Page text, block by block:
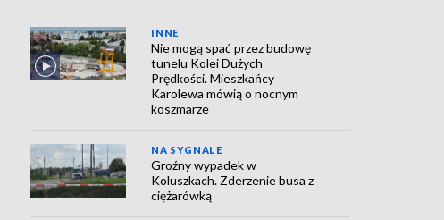
INNE
Nie mogą spać przez budowę
tunelu Kolei Dużych
Prędkości. Mieszkańcy
Karolewa mówią o nocnym
koszmarze
NA SYGNALE
Groźny wypadek w
Koluszkach. Zderzenie busa z
ciężarówką